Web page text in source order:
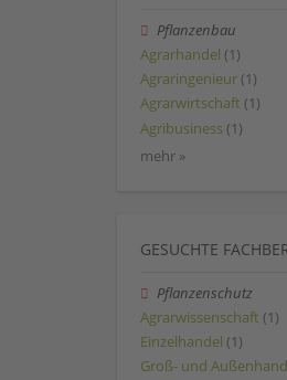
Pflanzenbau
Agrarhandel (1)
Agraringenieur (1)
Agrarwirtschaft (1)
Agribusiness (1)
mehr »
GESUCHTE
Pflanzenschutz
Agrarwissenschaft (1)
Einzelhandel (1)
Groß- und